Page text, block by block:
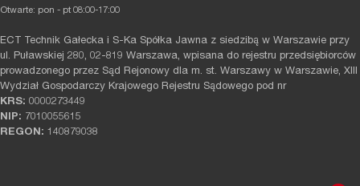
Otwarte: pon - pt 08:00-17:00
ECT Technik Gałecka i S-Ka Spółka Jawna z siedzibą w Warszawie przy
ul. Puławskiej 280, 02-819 Warszawa, wpisana do rejestru przedsiębiorców
prowadzonego przez Sąd Rejonowy dla m. st. Warszawy w Warszawie, XIII
Wydział Gospodarczy Krajowego Rejestru Sądowego pod nr
KRS: 0000273449
NIP: 7010055615
REGON: 140879038